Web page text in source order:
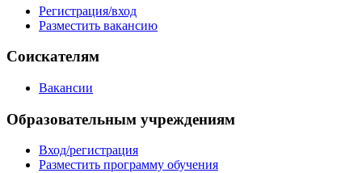
Регистрация/вход
Разместить вакансию
Соискателям
Вакансии
Образовательным учреждениям
Вход/регистрация
Разместить программу обучения